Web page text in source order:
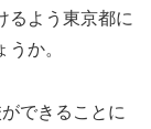
るよう東京都に
か。
できることに